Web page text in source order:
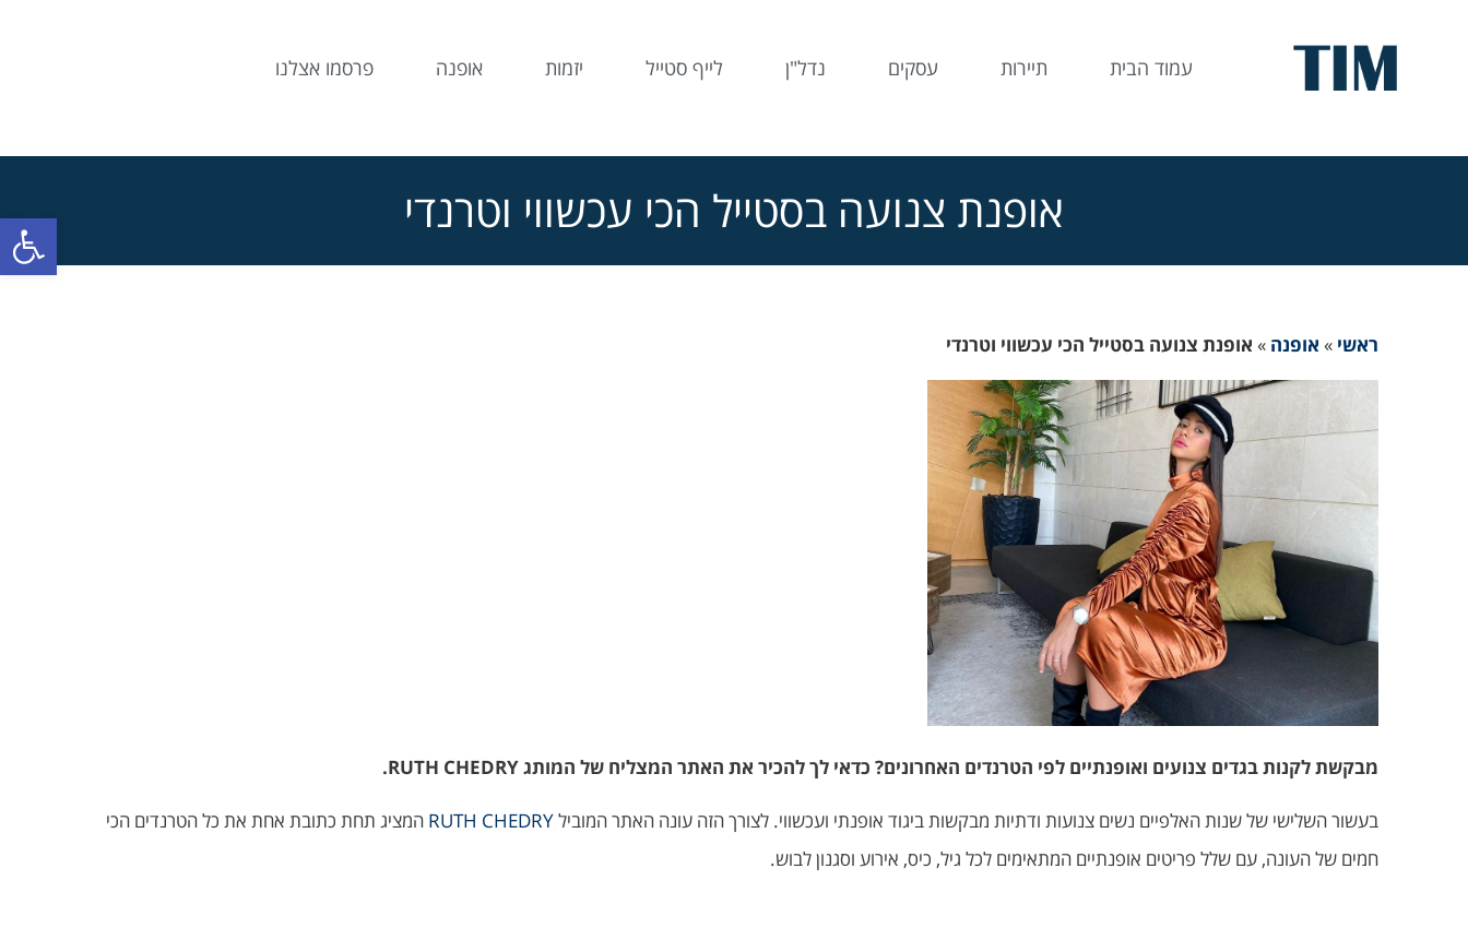
עמוד הבית תיירות עסקים נדל"ן לייף סטייל יזמות אופנה פרסמו אצלנו
אופנת צנועה בסטייל הכי עכשווי וטרנדי
ראשי » אופנה » אופנת צנועה בסטייל הכי עכשווי וטרנדי
מבקשת לקנות בגדים צנועים ואופנתיים לפי הטרנדים האחרונים? כדאי לך להכיר את האתר המצליח של המותג RUTH CHEDRY.
בעשור השלישי של שנות האלפיים נשים צנועות ודתיות מבקשות ביגוד אופנתי ועכשווי. לצורך הזה עונה האתר המובילRUTH CHEDRY המציג תחת כתובת אחת את כל הטרנדים הכי
חמים של העונה, עם שלל פריטים אופנתיים המתאימים לכל גיל, כיס, אירוע וסגנון לבוש.
פתח